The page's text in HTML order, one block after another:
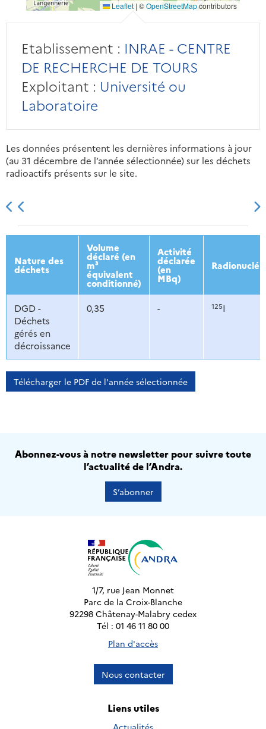
Leaflet | ©OpenStreetMapcontributors
Etablissement : INRAE - CENTRE
DE RECHERCHE DE TOURS
Exploitant : Université ou
Laboratoire
Les données présentent les dernières informations à jour
(au 31 décembre de l’année sélectionnée) sur les déchets
radioactifs présents sur le site.
2013 2014 2015 2016
Nature des
déchets
Volume
déclaré (en
m³
équivalent
conditionné)
Activité
déclarée
(en
MBq)
DGD -
Déchets
gérés en
décroissance
0,35 - 125I
Télécharger le PDF de l'année sélectionnée
Abonnez-vous à notre newsletter pour suivre toute
l’actualité de l’Andra.
S’abonner
1/7, rue Jean Monnet
Parc de la Croix-Blanche
92298 Châtenay-Malabry cedex
Tél : 01 46 11 80 00
Plan d'accès
Nous contacter
Liens utiles